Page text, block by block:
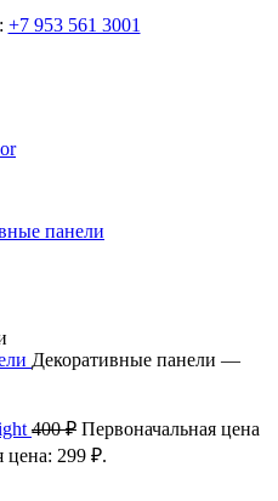
+7 953 561 3001
Декоративные панели —
400₽ Первоначальная цена
цена: 299 ₽.